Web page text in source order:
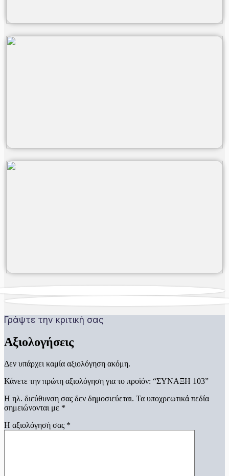
Γράψτε την κριτική σας
Αξιολογήσεις
Δεν υπάρχει καμία αξιολόγηση ακόμη.
Κάνετε την πρώτη αξιολόγηση για το προϊόν: “ΣΥΝΑΞΗ 103”
Η ηλ. διεύθυνση σας δεν δημοσιεύεται. Τα υποχρεωτικά πεδία
σημειώνονται με *
Η αξιολόγησή σας *